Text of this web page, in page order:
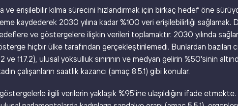
ve erişilebilir kılma sürecini hızlandırmak için birkaç hedef öne
kaydederek 2030 yılına kadar %100 veri erişilebilirliği sağlamak.
ve göstergelere ilişkin verileri toplamaktır. 2030 yılında
hiçbir ülke tarafından gerçekleştirilemedi. Bunlardan bazıları
ve 11.7.2), ulusal yoksulluk sınırının ve medyan gelirin %50'sinin
çalışanların saatlik kazancı (amaç 8.5.1) gibi konular.
ilgili verilerin yaklaşık %95'ine ulaşıldığını ifade